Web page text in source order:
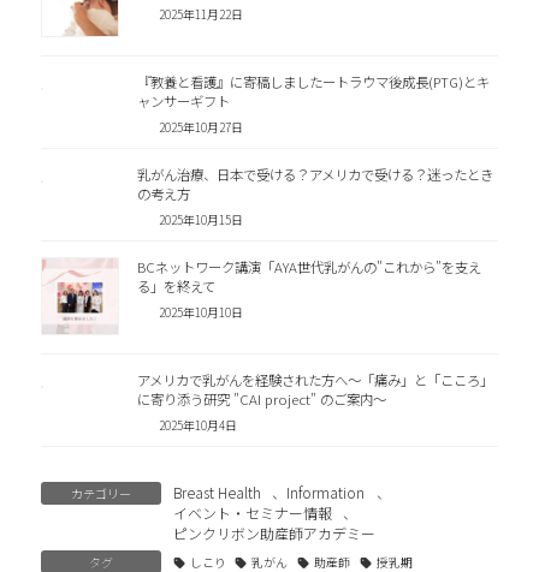
2025年11月22日
『教養と看護』に寄稿しましたートラウマ後成長(PTG)とキ
ャンサーギフト
2025年10月27日
乳がん治療、日本で受ける？アメリカで受ける？迷ったとき
の考え方
2025年10月15日
BCネットワーク講演「AYA世代乳がんの"これから"を支え
る」を終えて
2025年10月10日
アメリカで乳がんを経験された方へ～「痛み」と「こころ」
に寄り添う研究 "CAI project" のご案内～
2025年10月4日
カテゴリー Breast Health 、 Information
、
イベント・セミナー情報
、
ピンクリボン助産師アカデミー
タグ しこり 乳がん 助産師
授乳期